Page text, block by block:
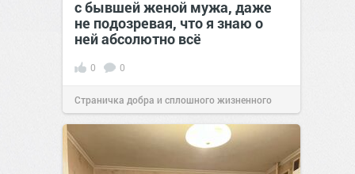
с бывшей женой мужа, даже
не подозревая, что я знаю о
ней абсолютно всё
0 0
Страничка добра и сплошного жизненного
позитива!00:29Сегодня